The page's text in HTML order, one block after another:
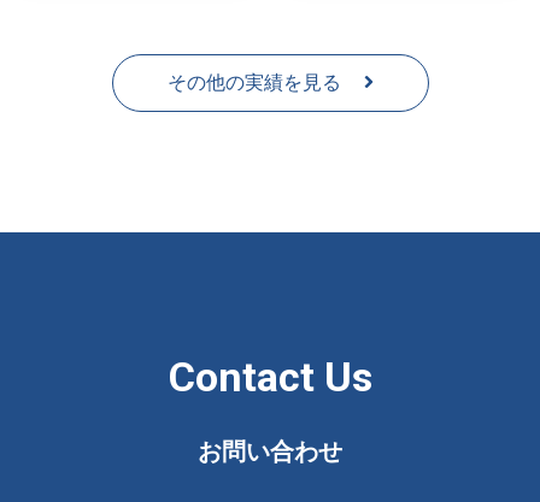
その他の実績を見る
Contact Us
お問い合わせ